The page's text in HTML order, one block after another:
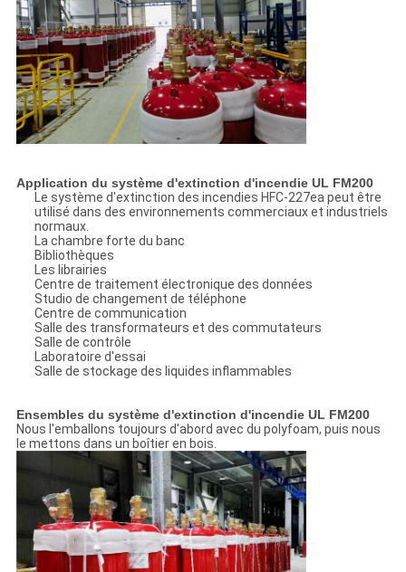
Application du système d'extinction d'incendie UL FM200
Le système d'extinction des incendies HFC-227ea peut être
utilisé dans des environnements commerciaux et industriels
normaux.
La chambre forte du banc
Bibliothèques
Les librairies
Centre de traitement électronique des données
Studio de changement de téléphone
Centre de communication
Salle des transformateurs et des commutateurs
Salle de contrôle
Laboratoire d'essai
Salle de stockage des liquides inflammables
Ensembles du système d'extinction d'incendie UL FM200
Nous l'emballons toujours d'abord avec du polyfoam, puis nous
le mettons dans un boîtier en bois.